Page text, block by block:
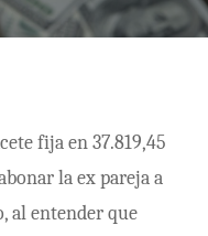
fija en 37.819,45
la ex pareja a
al entender que